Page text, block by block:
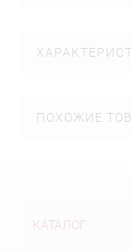
ПОХОЖИЕ
КАТАЛОГ